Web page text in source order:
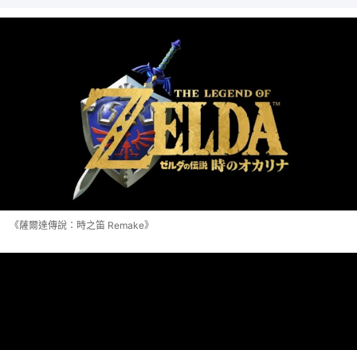
《薩爾達傳說：時之笛 Remake》